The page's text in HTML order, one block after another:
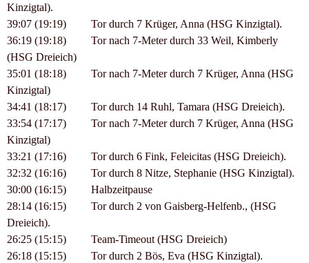
Kinzigtal).
39:07 (19:19) Tor durch 7 Krüger, Anna (HSG Kinzigtal).
36:19 (19:18) Tor nach 7-Meter durch 33 Weil, Kimberly
(HSG Dreieich)
35:01 (18:18) Tor nach 7-Meter durch 7 Krüger, Anna (HSG
Kinzigtal)
34:41 (18:17) Tor durch 14 Ruhl, Tamara (HSG Dreieich).
33:54 (17:17) Tor nach 7-Meter durch 7 Krüger, Anna (HSG
Kinzigtal)
33:21 (17:16) Tor durch 6 Fink, Feleicitas (HSG Dreieich).
32:32 (16:16) Tor durch 8 Nitze, Stephanie (HSG Kinzigtal).
30:00 (16:15) Halbzeitpause
28:14 (16:15) Tor durch 2 von Gaisberg-Helfenb., (HSG
Dreieich).
26:25 (15:15) Team-Timeout (HSG Dreieich)
26:18 (15:15) Tor durch 2 Bös, Eva (HSG Kinzigtal).